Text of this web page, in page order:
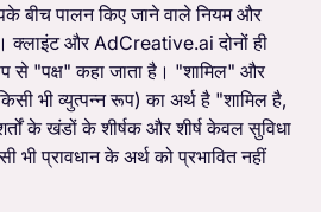
बीच पालन किए जाने वाले नियम और
क्लाइंट और AdCreative.ai दोनों ही
से "पक्ष" कहा जाता है। "शामिल" और
भी व्युत्पन्न रूप) का अर्थ है "शामिल है,
के खंडों के शीर्षक और शीर्ष केवल सुविधा
भी प्रावधान के अर्थ को प्रभावित नहीं